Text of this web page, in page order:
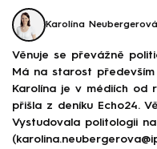
Karolína Neubergerová
Věnuje se převážně
Má na starost
Karolína je v médiích od
přišla z deníku Echo24.
Vystudovala politologii